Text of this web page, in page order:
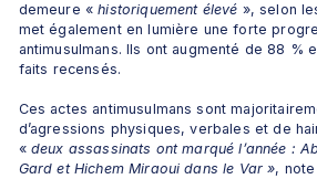
demeure « historiquement élevé », selon
met également en lumière une forte
antimusulmans. Ils ont augmenté de 88 %
faits recensés.
Ces actes antimusulmans sont
d’agressions physiques, verbales et de
« deux assassinats ont marqué l’année :
Gard et Hichem Miraoui dans le Var »,